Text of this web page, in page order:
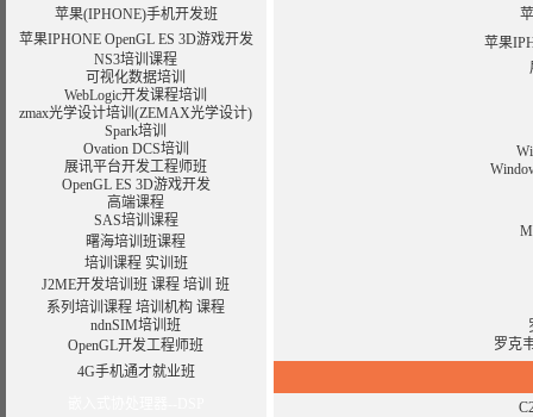
苹果(IPHONE)手机开发班
苹果IPHONE OpenGL ES 3D游戏开发
NS3培训课程
可视化数据培训
WebLogic开发课程培训
zmax光学设计培训 (ZEMAX光学设计)
Spark培训
Ovation DCS培训
展讯平台开发工程师班
OpenGL ES 3D游戏开发
高端课程
SAS培训课程
曙海培训班课程
培训课程 实训班
J2ME开发培训班 课程 培训 班
系列培训课程 培训机构 课程
ndnSIM培训班
OpenGL开发工程师班
4G手机通才就业班
苹果
罗克